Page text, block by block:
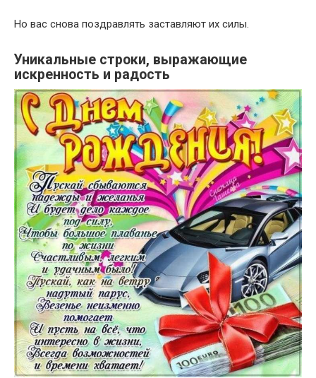
Но вас снова поздравлять заставляют их силы.
Уникальные строки, выражающие
искренность и радость